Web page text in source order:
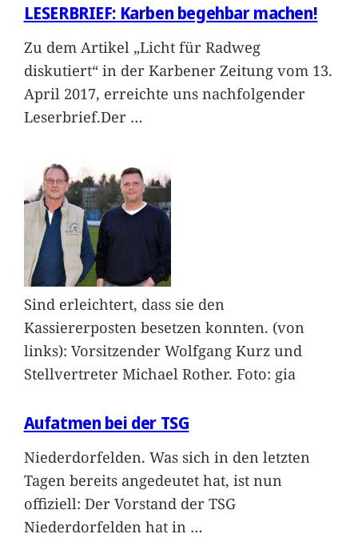
LESERBRIEF: Karben begehbar machen!
Zu dem Artikel „Licht für Radweg
diskutiert“ in der Karbener Zeitung vom 13.
April 2017, erreichte uns nachfolgender
Leserbrief.Der …
Sind erleichtert, dass sie den
Kassiererposten besetzen konnten. (von
links): Vorsitzender Wolfgang Kurz und
Stellvertreter Michael Rother. Foto: gia
Aufatmen bei der TSG
Niederdorfelden. Was sich in den letzten
Tagen bereits angedeutet hat, ist nun
offiziell: Der Vorstand der TSG
Niederdorfelden hat in …